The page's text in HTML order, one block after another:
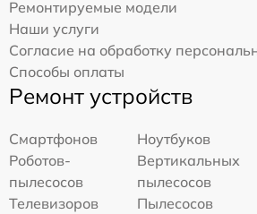
Ремонтируемые модели
Наши услуги
Согласие на обработку
Способы оплаты
Ремонт устройств
Смартфонов
Ноутбуков
Роботов-
пылесосов
Вертикальных
пылесосов
Телевизоров
Пылесосов